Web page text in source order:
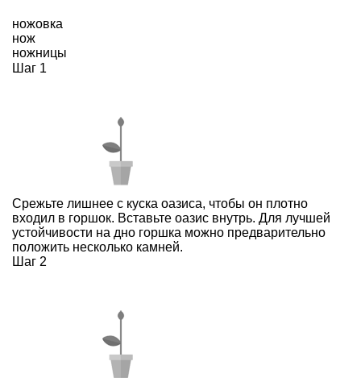
ножовка
нож
ножницы
Шаг 1
Срежьте лишнее с куска оазиса, чтобы он плотно
входил в горшок. Вставьте оазис внутрь. Для лучшей
устойчивости на дно горшка можно предварительно
положить несколько камней.
Шаг 2